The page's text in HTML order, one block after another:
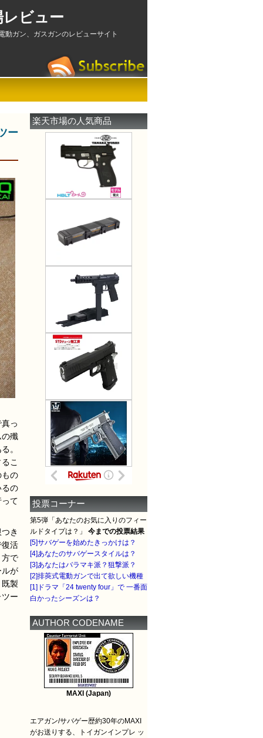
レビュー
動ガン、ガスガンのレビューサイト
ー
っ
殲
。
こ
の
の
て
き
活
で
が
製
ー
楽天市場の人気商品
投票コーナー
第5弾「あなたのお気に入りのフィー
ルドタイプは？」 今までの投票結果
[5]サバゲーを始めたきっかけは？
[4]あなたのサバゲースタイルは？
[3]あなたはバラマキ派？狙撃派？
[2]排莢式電動ガンで出て欲しい機種
[1]ドラマ「24 twenty four」で 一番面
白かったシーズンは？
AUTHOR CODENAME
MAXI (Japan)
エアガン/サバゲー歴約30年のMAXI
がお送りする、トイガンインプレ ッ